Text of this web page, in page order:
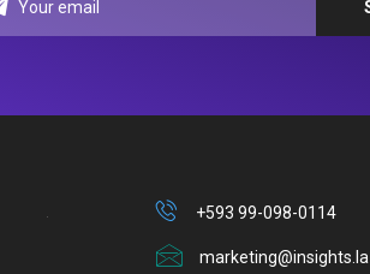
+593 99-098-0114
marketing@insights.la